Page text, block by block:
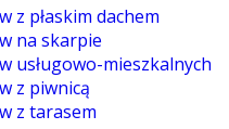
z płaskim dachem
na skarpie
usługowo-mieszkalnych
z piwnicą
z tarasem